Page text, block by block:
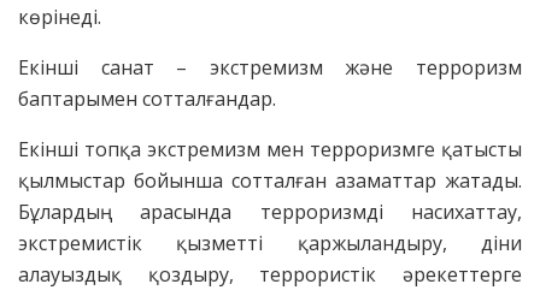
көрінеді.
Екінші санат – экстремизм және терроризм
баптарымен сотталғандар.
Екінші топқа экстремизм мен терроризмге қатысты
қылмыстар бойынша сотталған азаматтар жатады.
Бұлардың арасында терроризмді насихаттау,
экстремистік қызметті қаржыландыру, діни
алауыздық қоздыру, террористік әрекеттерге